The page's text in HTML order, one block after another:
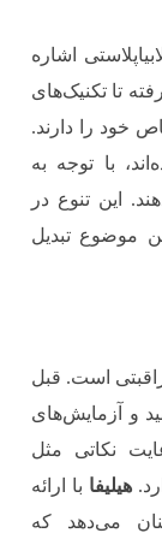
اشاره
تا تکنیک‌های
خود را دارند.
با توجه به
این تنوع در
موضوع تبدیل
است. قبل
و آزمایش‌های
نکاتی مثل
هیلیفا با ارائه
می‌دهد که